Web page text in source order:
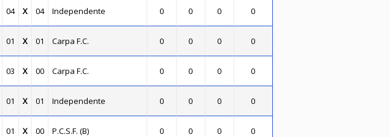
04 X 04 Independente 0 0 0 0
01 X 01 Carpa F.C. 0 0 0 0
03 X 00 Carpa F.C. 0 0 0 0
01 X 01 Independente 0 0 0 0
01 X 00 P.C.S.F. (B) 0 0 0 0